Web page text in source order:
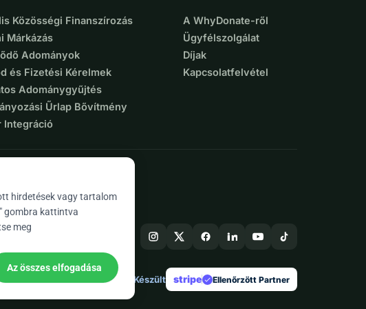
Közösségi Finanszírozás
Márkázás
Adományok
és Fizetési Kérelmek
Adománygyűjtés
Űrlap Bővítmény
Integráció
A WhyDonate-ről
Ügyfélszolgálat
Díjak
Kapcsolatfelvétel
Európában Készült stripe check Ellenőrzött Partner
hirdetések vagy tartalom
gombra kattintva
meg
Az összes elfogadása